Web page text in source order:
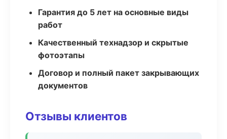
Гарантия до 5 лет на основные виды
работ
Качественный технадзор и скрытые
фотоэтапы
Договор и полный пакет закрывающих
документов
Отзывы клиентов